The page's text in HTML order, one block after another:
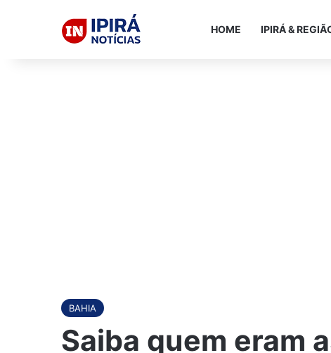
HOME IPIRÁ &
BAHIA
Saiba quem eram